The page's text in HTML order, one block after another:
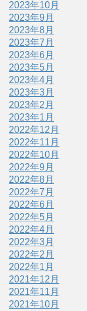
2023年10月
2023年9月
2023年8月
2023年7月
2023年6月
2023年5月
2023年4月
2023年3月
2023年2月
2023年1月
2022年12月
2022年11月
2022年10月
2022年9月
2022年8月
2022年7月
2022年6月
2022年5月
2022年4月
2022年3月
2022年2月
2022年1月
2021年12月
2021年11月
2021年10月